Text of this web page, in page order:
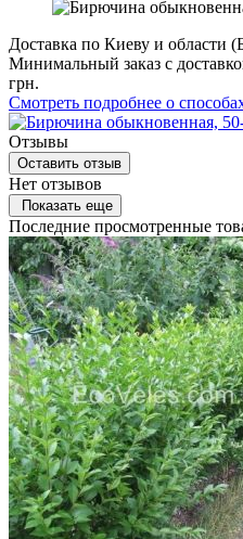
Доставка по Киеву и области
Минимальный заказ с
грн.
Смотреть подробнее о
Отзывы
Оставить отзыв
Нет отзывов
Показать еще
Последние просмотренные